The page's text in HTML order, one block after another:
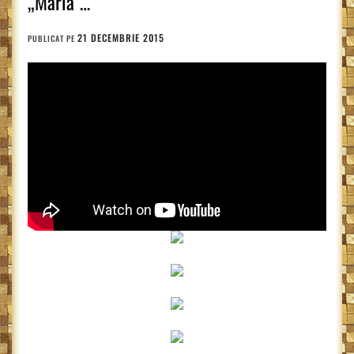
PUBLICAT PE 21 DECEMBRIE 2015